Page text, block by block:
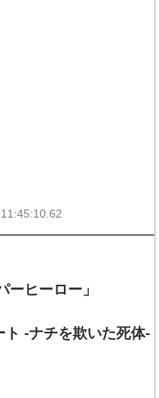
ーヒーロー」
ト -ナチを欺いた死体-